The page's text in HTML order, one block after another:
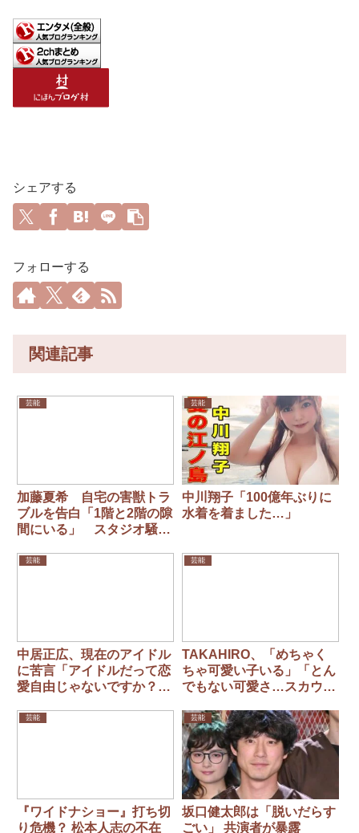
シェアする
フォローする
関連記事
芸能
加藤夏希 自宅の害獣トラ
ブルを告白「1階と2階の隙
間にいる」 スタジオ騒
芸能
中川翔子「100億年ぶりに
水着を着ました…」
芸能
中居正広、現在のアイドル
に苦言「アイドルだって恋
愛自由じゃないですか？っ
芸能
TAKAHIRO、「めちゃく
ちゃ可愛い子いる」「とん
でもない可愛さ…スカウト
いた美女は元女優だった
芸能
『ワイドナショー』打ち切
り危機？ 松本人志の不在
芸能
坂口健太郎は「脱いだらす
ごい」 共演者が暴露